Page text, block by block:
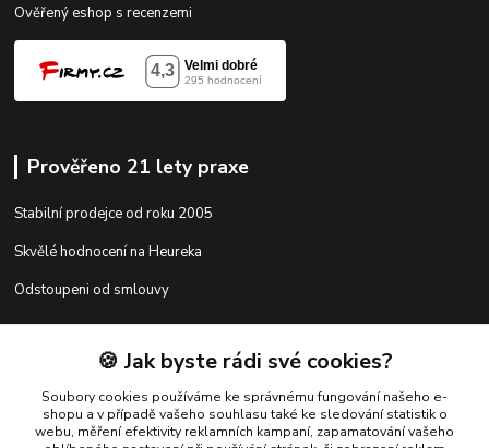
Ověřený eshop s recenzemi
Prověřeno 21 lety praxe
Stabilní prodejce od roku 2005
Skvělé hodnocení na Heureka
Odstoupeni od smlouvy
Kontakty
shop@racing-tuning-shop.cz
🍪 Jak byste rádi své cookies?
Soubory cookies používáme ke správnému fungování našeho e-
shopu a v případě vašeho souhlasu také ke sledování statistik o
webu, měření efektivity reklamních kampaní, zapamatování vašeho